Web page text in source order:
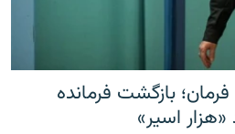
بازگشت فرمانده
اسیر»